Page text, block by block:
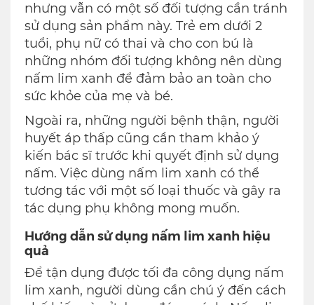
nhưng vẫn có một số đối tượng cần tránh
sử dụng sản phẩm này. Trẻ em dưới 2
tuổi, phụ nữ có thai và cho con bú là
những nhóm đối tượng không nên dùng
nấm lim xanh để đảm bảo an toàn cho
sức khỏe của mẹ và bé.
Ngoài ra, những người bệnh thận, người
huyết áp thấp cũng cần tham khảo ý
kiến bác sĩ trước khi quyết định sử dụng
nấm. Việc dùng nấm lim xanh có thể
tương tác với một số loại thuốc và gây ra
tác dụng phụ không mong muốn.
Hướng dẫn sử dụng nấm lim xanh hiệu
quả
Để tận dụng được tối đa công dụng nấm
lim xanh, người dùng cần chú ý đến cách